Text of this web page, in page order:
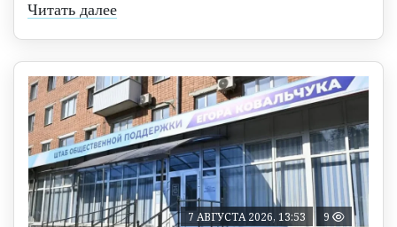
Читать далее
7 АВГУСТА 2026, 13:53 9